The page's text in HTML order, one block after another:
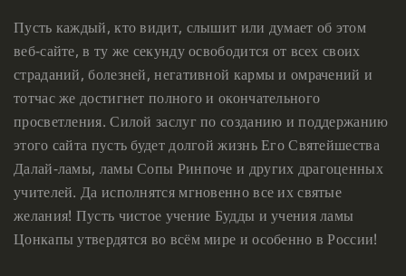
Пусть каждый, кто видит, слышит или думает об этом
веб-сайте, в ту же секунду освободится от всех своих
страданий, болезней, негативной кармы и омрачений и
тотчас же достигнет полного и окончательного
просветления. Силой заслуг по созданию и поддержанию
этого сайта пусть будет долгой жизнь Его Святейшества
Далай-ламы, ламы Сопы Ринпоче и других драгоценных
учителей. Да исполнятся мгновенно все их святые
желания! Пусть чистое учение Будды и учения ламы
Цонкапы утвердятся во всём мире и особенно в России!